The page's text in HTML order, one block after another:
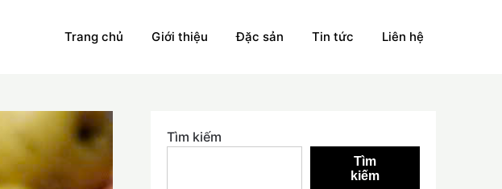
Trang chủ Giới thiệu Đặc sản Tin tức Liên hệ
Tìm kiếm
Tìm
kiếm